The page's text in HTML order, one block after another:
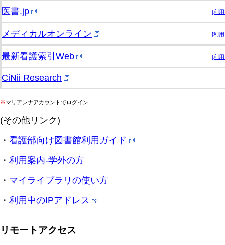
医書.jp [利
メディカルオンライン [利
最新看護索引Web [利
CiNii Research
※マリアンナアカウントでログイン
(その他リンク)
・ 看護部向け図書館利用ガイド
・ 利用案内-学外の方
・ マイライブラリの使い方
・ 利用中のIPアドレス
リモートアクセス